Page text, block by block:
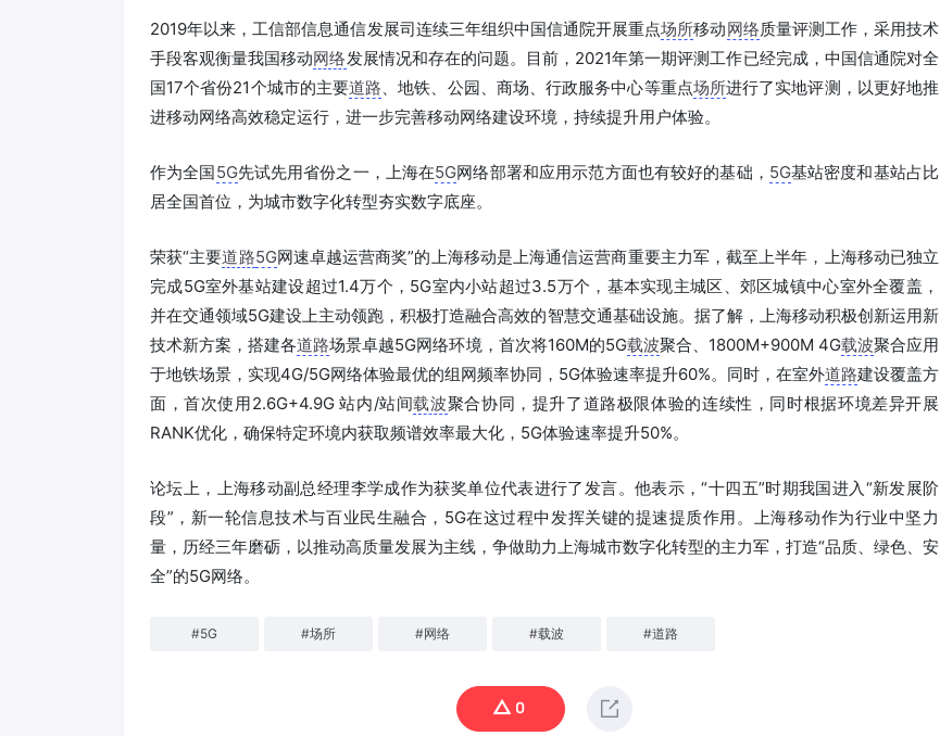
2019年以来，工信部信息通信发展司连续三年组织中国信通院开展重点场所移动网络质量评测工作，采用技术
手段客观衡量我国移动网络发展情况和存在的问题。目前，2021年第一期评测工作已经完成，中国信通院对全
国17个省份21个城市的主要道路 、地铁、公园、商场、行政服务中心等重点场所进行了实地评测，以更好地推
进移动网络高效稳定运行，进一步完善移动网络建设环境，持续提升用户体验。
作为全国5G先试先用省份之一，上海在5G网络部署和应用示范方面也有较好的基础， 5G基站密度和基站占比
居全国首位，为城市数字化转型夯实数字底座。
荣获“主要道路5G网速卓越运营商奖”的上海移动是上海通信运营商重要主力军，截至上半年，上海移动已独立
完成5G室外基站建设超过1.4万个，5G室内小站超过3.5万个，基本实现主城区、郊区城镇中心室外全覆盖，
并在交通领域5G建设上主动领跑，积极打造融合高效的智慧交通基础设施。据了解，上海移动积极创新运用新
技术新方案，搭建各道路场景卓越5G网络环境，首次将160M的5G载波聚合、1800M+900M 4G载波聚合应用
于地铁场景，实现4G/5G网络体验最优的组网频率协同，5G体验速率提升60%。同时，在室外道路建设覆盖方
面，首次使用2.6G+4.9G 站内/站间载波聚合协同，提升了道路极限体验的连续性，同时根据环境差异开展
RANK优化，确保特定环境内获取频谱效率最大化，5G体验速率提升50%。
论坛上，上海移动副总经理李学成作为获奖单位代表进行了发言。他表示，“十四五”时期我国进入“新发展阶
段”，新一轮信息技术与百业民生融合，5G在这过程中发挥关键的提速提质作用。上海移动作为行业中坚力
量，历经三年磨砺，以推动高质量发展为主线，争做助力上海城市数字化转型的主力军，打造“品质、绿色、安
全”的5G网络。
#5G #场所 #网络 #载波 #道路
0